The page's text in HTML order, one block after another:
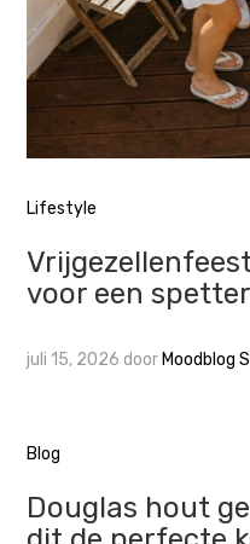
Lifestyle
voor een
juli 15, 2026 doorMoodblog
Blog
Douglas hout